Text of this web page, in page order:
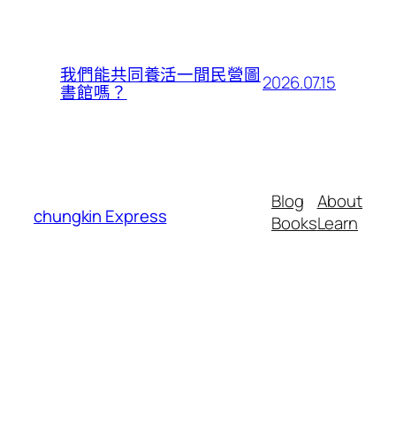
我們能共同養活一間民營圖
書館嗎？ 2026.07.15
chungkin Express
Blog
Books
About
Learn